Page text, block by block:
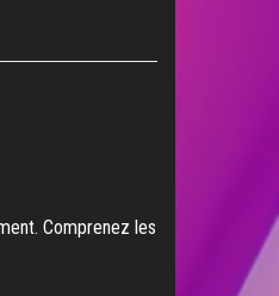
Comprenez les